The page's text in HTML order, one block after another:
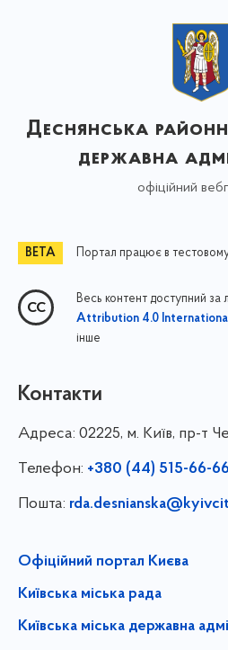
Деснянська
державна
офіційний
Портал працює в
Весь контент доступний за
Attribution 4.0
інше
Контакти
Адреса: 02225, м. Київ, пр-т
Телефон: +380 (44) 515-66-66
Пошта:
Офіційний портал Києва
Київська міська рада
Київська міська державна